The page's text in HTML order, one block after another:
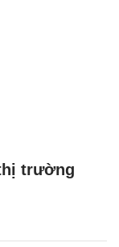
trường